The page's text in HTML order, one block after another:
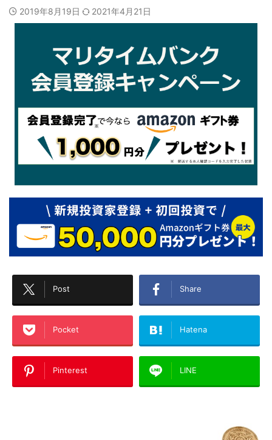
2019年8月19日 2021年4月21日
Post Share
Pocket Hatena
Pinterest LINE